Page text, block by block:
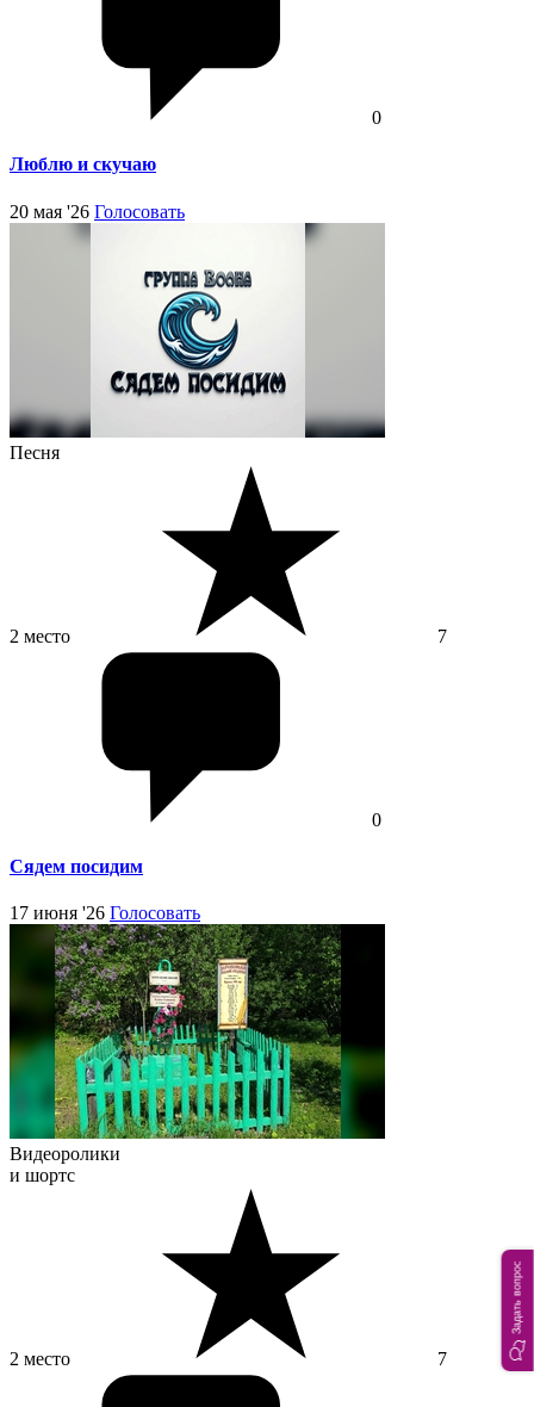
0
Люблю и скучаю
20 мая '26 Голосовать
Песня
2 место 7
0
Сядем посидим
17 июня '26 Голосовать
Видеоролики
и шортс
2 место 7
Задать вопрос